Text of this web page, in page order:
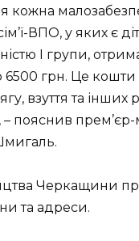
кожна
ВПО, у яких є
І групи,
грн. Це кошти
взуття та інших
– пояснив прем’єр-
Черкащини
та адреси.